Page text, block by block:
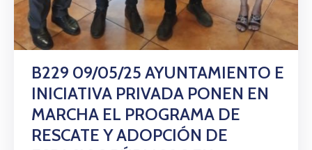
B229 09/05/25 AYUNTAMIENTO E
INICIATIVA PRIVADA PONEN EN
MARCHA EL PROGRAMA DE
RESCATE Y ADOPCIÓN DE